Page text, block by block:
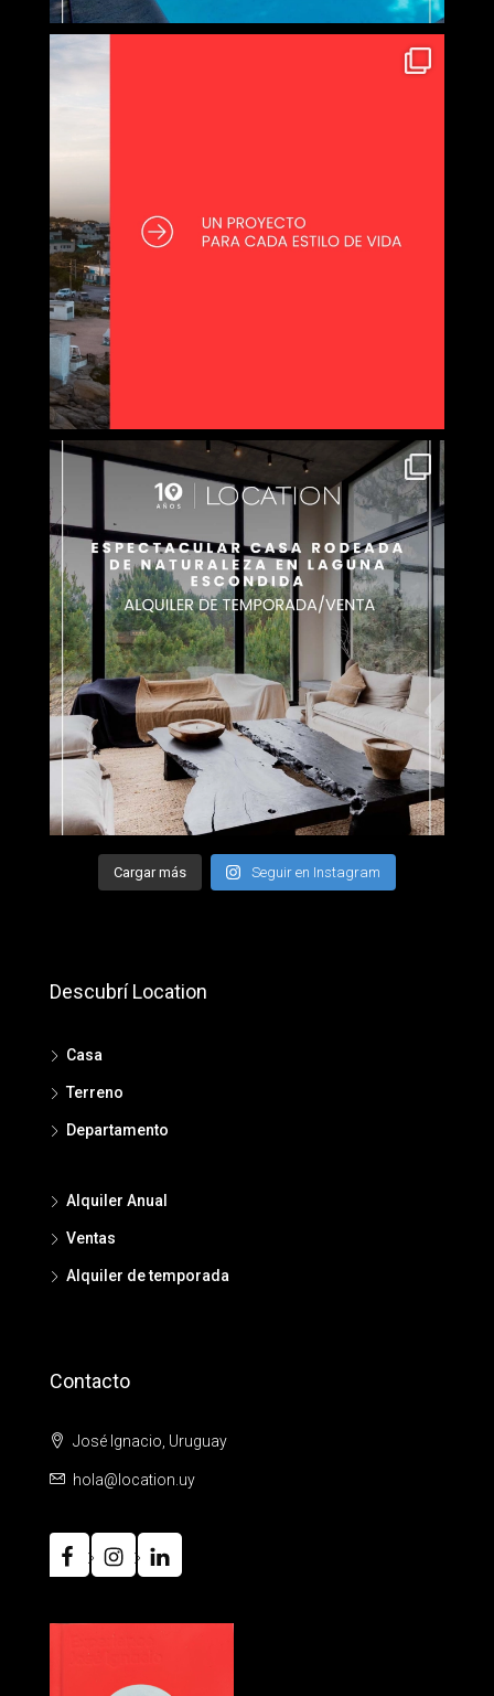
Cargar más Seguir en Instagram
Descubrí Location
Casa
Terreno
Departamento
Alquiler Anual
Ventas
Alquiler de temporada
Contacto
José Ignacio, Uruguay
hola@location.uy